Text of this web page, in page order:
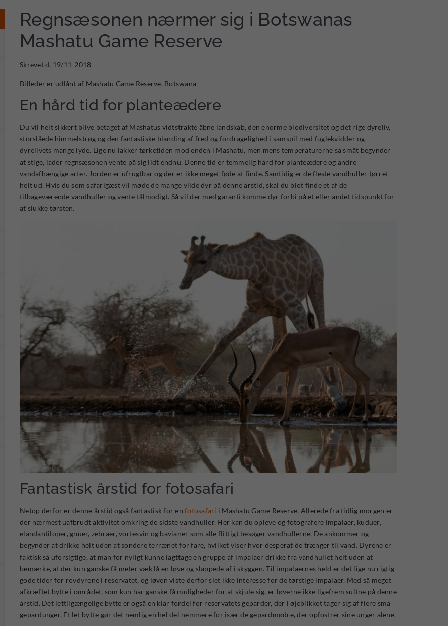
Regnsæsonen nærmer sig i Botswanas
Mashatu Game Reserve
Skrevet d. 19/11-2018
Billeder er udlånt af Mashatu Game Reserve, Botswana
En hård tid for planteædere
Du vil helt sikkert blive betaget af Mashatus vidtstrakte åbne landskab, den enorme biodiversitet og det rige dyreliv,
storslåede himmelstrøg og den fantastiske blanding af fred og fordragelighed i samspil med fuglekvidder og
dyrelivets mange lyde. Lige nu lakker tørketiden mod enden i Mashatu, men mens temperaturerne så småt begynder
at stige, lader regnsæsonen vente på sig lidt endnu. Denne tid er temmelig hård for planteædere og andre
vandafhængige arter. Jorden er ufrugtbar og der er ikke meget føde at finde. Samtidig er de fleste vandhuller tørret
helt ud. Hvis du som safarigæst vil møde de mange vilde dyr på denne årstid, skal du blot finde et af de
tilbageværende vandhuller og vente tålmodigt. Så vil der med garanti komme dyr forbi på et eller andet tidspunkt for
at slukke tørsten.
Fantastisk årstid for fotosafari
Netop derfor er denne årstid også fantastisk for en fotosafari i Mashatu Game Reserve. Allerede fra tidlig morgen er
der nærmest uafbrudt aktivitet omkring de sidste vandhuller. Her kan du opleve og fotografere impalaer, kuduer,
elandantiloper, gnuer, zebraer, vortesvin og bavianer som alle flittigt besøger vandhullerne. De ankommer og
begynder at drikke helt uden at sondere terrænet for fare, hvilket viser hvor desperat de trænger til vand. Dyrene er
faktisk så uforsigtige, at man for nyligt kunne iagttage en gruppe af impalaer drikke fra vandhullet helt uden at
bemærke, at der kun ganske få meter væk lå en løve og slappede af i skyggen. Til impalaernes held er det lige nu rigtig
gode tider for rovdyrene i reservatet, og løven viste derfor slet ikke interesse for de tørstige impalaer. Med så meget
afkræftet bytte i området, som kun har ganske få muligheder for at skjule sig, er løverne ikke ligefrem sultne på denne
årstid. Det lettilgængelige bytte er også en klar fordel for reservatets geparder, der i øjeblikket tager sig af flere små
gepardunger. Et let bytte gør det nemlig en hel del nemmere for især de gepardmødre, der opfostrer sine unger alene.